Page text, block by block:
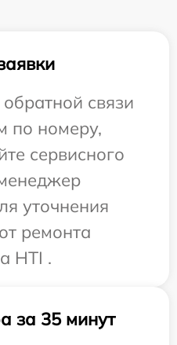
связи
по номеру,
сервисного
уточнения
ремонта
HTI .
за 35 минут